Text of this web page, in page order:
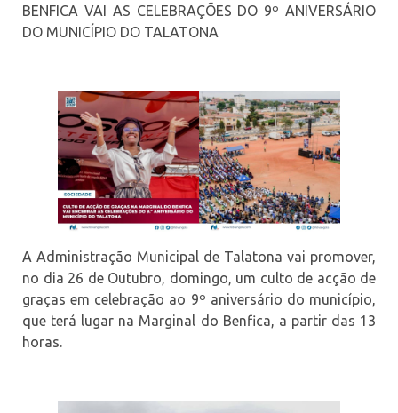
BENFICA VAI AS CELEBRAÇÕES DO 9º ANIVERSÁRIO
DO MUNICÍPIO DO TALATONA
A Administração Municipal de Talatona vai promover,
no dia 26 de Outubro, domingo, um culto de acção de
graças em celebração ao 9º aniversário do município,
que terá lugar na Marginal do Benfica, a partir das 13
horas.